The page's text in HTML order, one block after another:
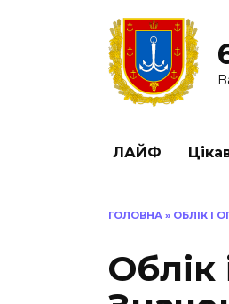
ЛАЙФ
ГОЛОВНА » ОБЛІК І
Облік